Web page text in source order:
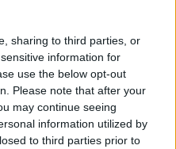
sharing to third parties, or
information for
use the below opt-out
Please note that after your
may continue seeing
information utilized by
to third parties prior to